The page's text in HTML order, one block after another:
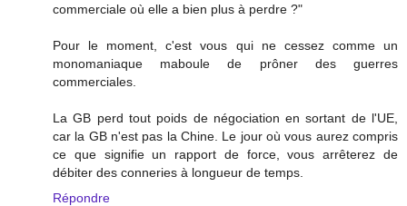
commerciale où elle a bien plus à perdre ?"
Pour le moment, c'est vous qui ne cessez comme un
monomaniaque maboule de prôner des guerres
commerciales.
La GB perd tout poids de négociation en sortant de l'UE,
car la GB n'est pas la Chine. Le jour où vous aurez compris
ce que signifie un rapport de force, vous arrêterez de
débiter des conneries à longueur de temps.
Répondre